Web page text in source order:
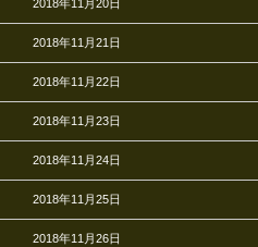
2018年11月20日
2018年11月21日
2018年11月22日
2018年11月23日
2018年11月24日
2018年11月25日
2018年11月26日